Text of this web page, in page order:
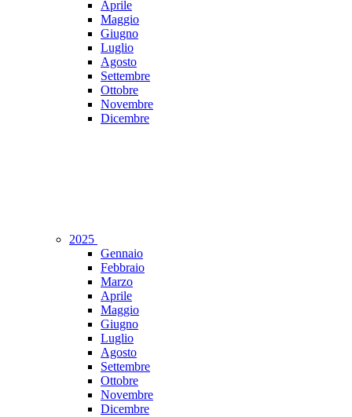
Aprile
Maggio
Giugno
Luglio
Agosto
Settembre
Ottobre
Novembre
Dicembre
2025
Gennaio
Febbraio
Marzo
Aprile
Maggio
Giugno
Luglio
Agosto
Settembre
Ottobre
Novembre
Dicembre